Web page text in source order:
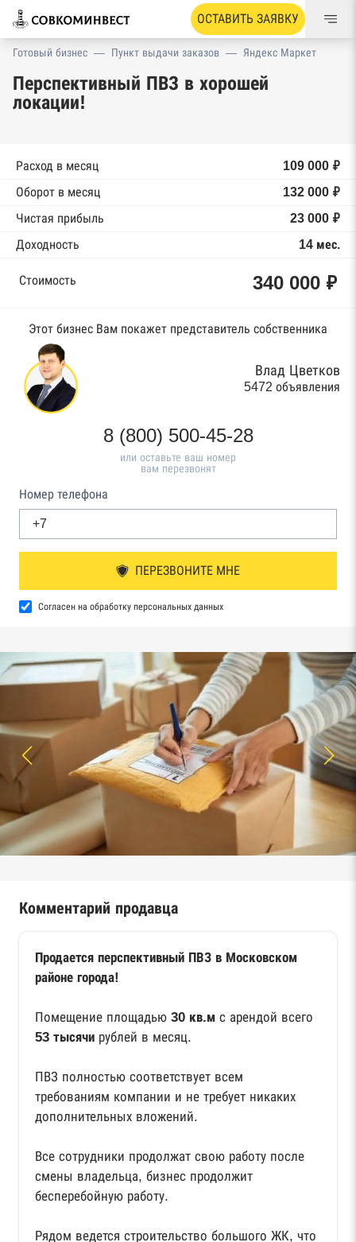
ОСТАВИТЬ ЗАЯВКУ
Готовый бизнес — Пункт выдачи заказов — Яндекс Маркет
Перспективный ПВЗ в хорошей
локации!
Расход в месяц
109 000 ₽
Оборот в месяц
132 000 ₽
Чистая прибыль
23 000 ₽
Доходность
14 мес.
Стоимость 340 000 ₽
Этот бизнес Вам покажет представитель собственника
Влад Цветков
5472 объявления
8 (800) 500-45-28
или оставьте ваш номер
вам перезвонят
Номер телефона
ПЕРЕЗВОНИТЕ МНЕ
Согласен на обработку персональных данных
Комментарий продавца
Продается перспективный ПВЗ в Московском
районе города!
Помещение площадью 30 кв.м с арендой всего
53 тысячи рублей в месяц.
ПВЗ полностью соответствует всем
требованиям компании и не требует никаких
дополнительных вложений.
Все сотрудники продолжат свою работу после
смены владельца, бизнес продолжит
бесперебойную работу.
Рядом ведется строительство большого ЖК, что